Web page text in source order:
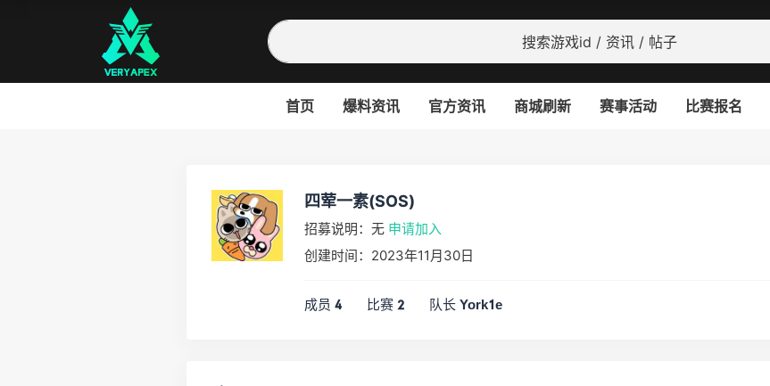
首页 爆料资讯 官方资讯 商城刷新 赛事活动 比赛报名
四荤一素(SOS)
招募说明：无 申请加入
创建时间：2023年11月30日
成员 4 比赛 2 队长 York1e